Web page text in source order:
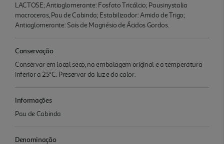
LACTOSE; Antiaglomerante: Fosfato Tricálcio; Pausinystalia
macroceras, Pau de Cabinda; Estabilizador: Amido de Trigo;
Antiaglomerante: Sais de Magnésio de Ácidos Gordos.
Conservação
Conservar em local seco, na embalagem original e a temperatura
inferior a 25°C. Preservar da luz e do calor.
Informações
Pau de Cabinda
Denominação